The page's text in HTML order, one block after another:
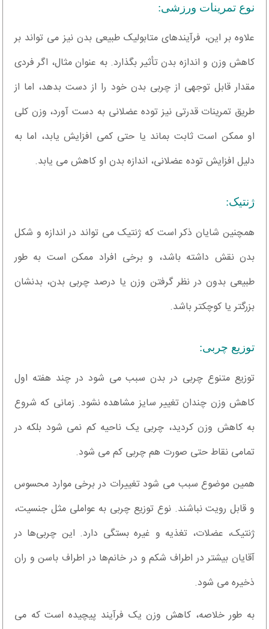
نوع تمرینات ورزشی:
علاوه بر این، فرآیندهای متابولیک طبیعی بدن نیز می تواند بر
کاهش وزن و اندازه بدن تأثیر بگذارد. به عنوان مثال، اگر فردی
مقدار قابل توجهی از چربی بدن خود را از دست بدهد، اما از
طریق تمرینات قدرتی نیز توده عضلانی به دست آورد، وزن کلی
او ممکن است ثابت بماند یا حتی کمی افزایش یابد، اما به
دلیل افزایش توده عضلانی، اندازه بدن او کاهش می یابد.
ژنتیک:
همچنین شایان ذکر است که ژنتیک می تواند در اندازه و شکل
بدن نقش داشته باشد، و برخی افراد ممکن است به طور
طبیعی بدون در نظر گرفتن وزن یا درصد چربی بدن، بدنشان
بزرگتر یا کوچکتر باشد.
توزیع چربی:
توزیع متنوع چربی در بدن سبب می شود در چند هفته اول
کاهش وزن چندان تغییر سایز مشاهده نشود. زمانی که شروع
به کاهش وزن کردید، چربی یک ناحیه کم نمی شود بلکه در
تمامی نقاط حتی صورت هم چربی کم می شود.
همین موضوع سبب می شود تغییرات در برخی موارد محسوس
و قابل رویت نباشند. نوع توزیع چربی به عواملی مثل جنسیت،
ژنتیک، عضلات، تغذیه و غیره بستگی دارد. این چربی‌ها در
آقایان بیشتر در اطراف شکم و در خانم‌ها در اطراف باسن و ران
ذخیره می شود.
به طور خلاصه، کاهش وزن یک فرآیند پیچیده است که می